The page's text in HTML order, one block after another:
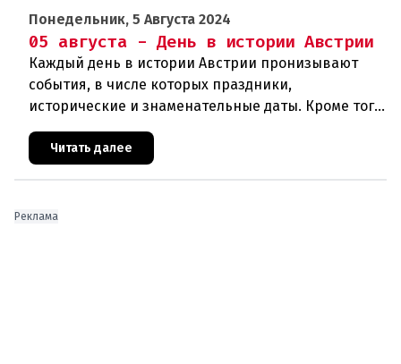
Понедельник, 5 Августа 2024
05 августа - День в истории Австрии
Каждый день в истории Австрии пронизывают
события, в числе которых праздники,
исторические и знаменательные даты. Кроме того
дни рождения различных деятелей страны, а
также дни их смерти. Что же произ
Читать далее
Реклама